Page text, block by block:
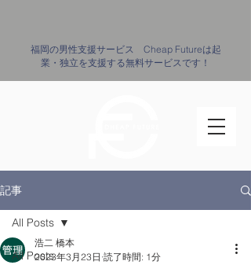
​福岡の男性支援サービス Cheap Futureは起
業・独立を支援する無料サービスです！
記事
All Posts
All Posts
浩二 橋本
2023年3月23日 読了時間: 1分